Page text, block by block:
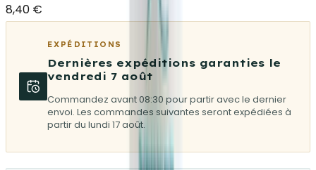
8,40 €
EXPÉDITIONS
Dernières expéditions garanties le
vendredi 7 août
Commandez avant 08:30 pour partir avec le dernier
envoi. Les commandes suivantes seront expédiées à
partir du lundi 17 août.